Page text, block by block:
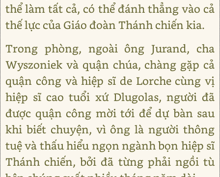
thể làm tất cả, có thể đánh thẳng vào cả
thế lực của Giáo đoàn Thánh chiến kia.
Trong phòng, ngoài ông Jurand, cha
Wyszoniek và quận chúa, chàng gặp cả
quận công và hiệp sĩ de Lorche cùng vị
hiệp sĩ cao tuổi xứ Dlugolas, người đã
được quận công mời tới để dự bàn sau
khi biết chuyện, vì ông là người thông
tuệ và thấu hiểu ngọn ngành bọn hiệp sĩ
Thánh chiến, bởi đã từng phải ngồi tù